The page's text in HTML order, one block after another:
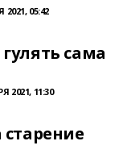
05:42
сама
2021, 11:30
старение